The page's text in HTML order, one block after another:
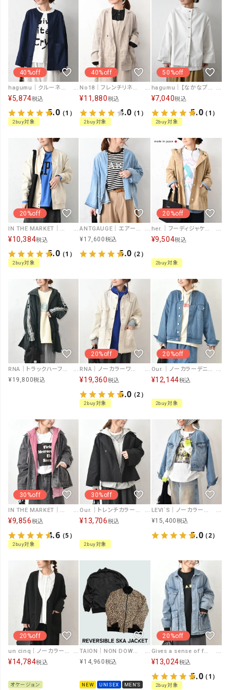
40%off
hagumu｜クルーネックシャツジャケット [[hag-189]][C]
¥5,874税込
5.0（1）
2buy対象
40%off
No18｜フレンチリネンジャケット [[11173]][C]
¥11,880税込
4.0（1）
2buy対象
50%off
hagumu｜【なかなプロデュース】スタンドカラージャケット [[hag-185]][C]
¥7,040税込
5.0（1）
2buy対象
20%off
IN THE MARKET｜チノスタジャンジャケット [[C-2504]][C]
¥10,384税込
5.0（1）
2buy対象
ANTGAUGE｜エアーデニムシャツジャケット [[GB334]][C]
¥17,600税込
5.0（2）
20%off
her.｜フーディジャケット [[MA-1747]][C]
¥9,504税込
2buy対象
RNA｜トラックハーフジャケットコート [[J2177]][C]
¥19,800税込
20%off
RNA｜ノーカラーワークジャケット [[J2179]][C]
¥19,360税込
5.0（2）
2buy対象
20%off
Our.｜ノーカラーデニムジャケット [[131342H]][C]
¥12,144税込
2buy対象
30%off
IN THE MARKET｜カバーオール [[IN-111]][C]
¥9,856税込
4.6（5）
2buy対象
30%off
Our.｜トレンチカラージャケット [[Ou-JK-03]][C]
¥13,706税込
2buy対象
LEVI´S｜ノーカラーデニムジャケット [[006EZ-0001]][C]
¥15,400税込
5.0（2）
20%off
un cinq｜ノーカラージャケット [[U-04]][C]
¥14,784税込
オケージョン
TAION｜NON DOWN REVERSIBLE SKA JACKET [[TAION-NDJK04JS]][D]
¥14,960税込
NEW UNISEX MEN'S
20%off
Gives a sense of fullment｜ファティークジャケット [[661024]][C]
¥13,024税込
5.0（1）
2buy対象